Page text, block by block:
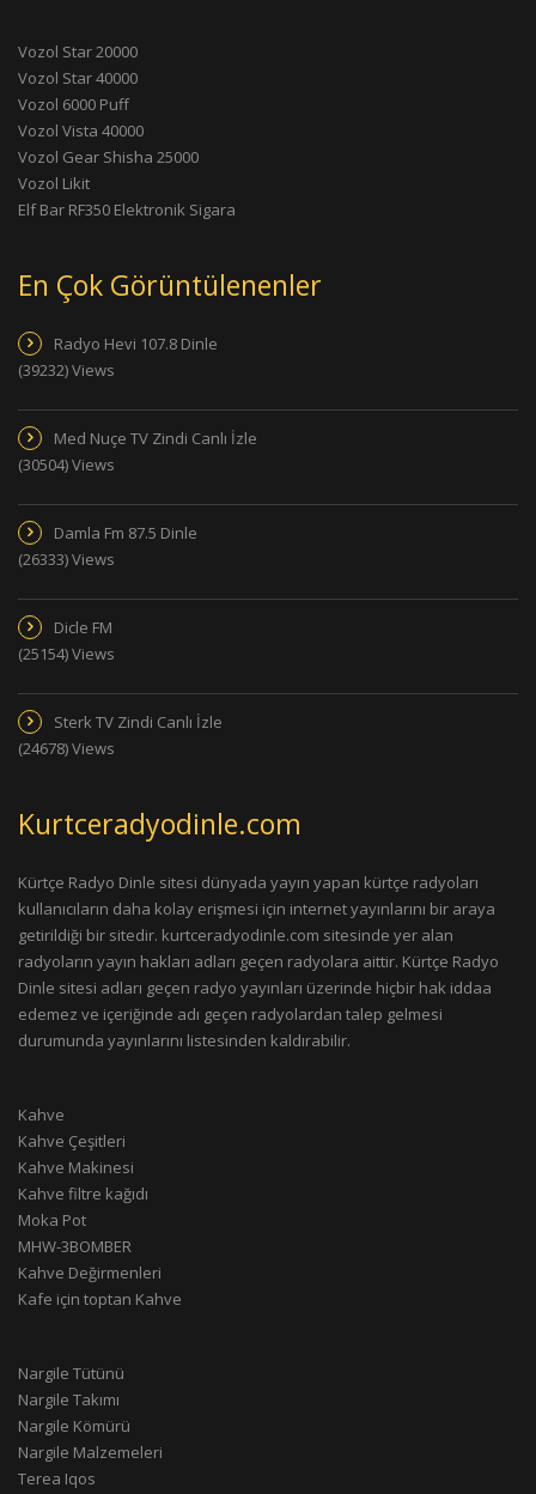
Vozol Star 20000
Vozol Star 40000
Vozol 6000 Puff
Vozol Vista 40000
Vozol Gear Shisha 25000
Vozol Likit
Elf Bar RF350 Elektronik Sigara
En Çok Görüntülenenler
Radyo Hevi 107.8 Dinle
(39232) Views
Med Nuçe TV Zindi Canlı İzle
(30504) Views
Damla Fm 87.5 Dinle
(26333) Views
Dicle FM
(25154) Views
Sterk TV Zindi Canlı İzle
(24678) Views
Kurtceradyodinle.com
Kürtçe Radyo Dinle sitesi dünyada yayın yapan kürtçe radyoları
kullanıcıların daha kolay erişmesi için internet yayınlarını bir araya
getirildiği bir sitedir. kurtceradyodinle.com sitesinde yer alan
radyoların yayın hakları adları geçen radyolara aittir. Kürtçe Radyo
Dinle sitesi adları geçen radyo yayınları üzerinde hiçbir hak iddaa
edemez ve içeriğinde adı geçen radyolardan talep gelmesi
durumunda yayınlarını listesinden kaldırabilir.
Kahve
Kahve Çeşitleri
Kahve Makinesi
Kahve filtre kağıdı
Moka Pot
MHW-3BOMBER
Kahve Değirmenleri
Kafe için toptan Kahve
Nargile Tütünü
Nargile Takımı
Nargile Kömürü
Nargile Malzemeleri
Terea Iqos